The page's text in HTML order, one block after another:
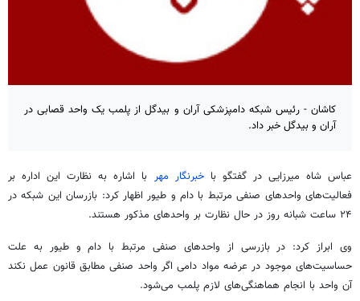
کاشان - رئیس شبکه دامپزشکی آران و بیدگل از پلمب یک واحد قصابی در
آران و بیدگل خبر داد.
عباس شاه میرزایی در گفتگو با خبرنگار مهر با اشاره به نظارت این اداره بر
فعالیت‌های واحدهای صنفی مرتبط با دام و طیور اظهار کرد: بازرسان این شبکه در
۲۴ ساعت شبانه روز در حال نظارت بر واحدهای مذکور هستند.
وی ابراز کرد: در بازرسی از واحدهای صنفی مرتبط با دام و طیور به علت
حساسیت‌های موجود در عرضه مواد دامی اگر واحد صنفی مطابق قانون عمل نکند
آن واحد با انجام هماهنگی‌های لازم پلمب می‌شود.